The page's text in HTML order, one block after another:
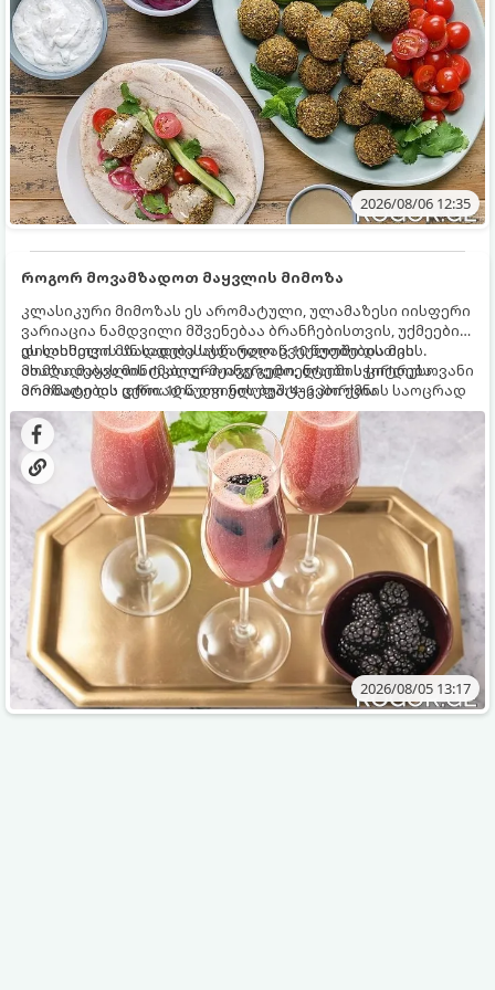
2026/08/06 12:35
როგორ მოვამზადოთ მაყვლის მიმოზა
კლასიკური მიმოზას ეს არომატული, ულამაზესი იისფერი
ვარიაცია ნამდვილი მშვენებაა ბრანჩებისთვის, უქმეების
დილისთვის ან სადღესასწაულო წვეულებებისთვის.
ახალი მაყვლის ტკბილ-მჟავე გემო, ლაიმის ციტრუსოვანი
არომატი და ცქრიალა ღვინის ბუშტუკები ქმნის საოცრად
დახვეწილ და მაგრილებელ კოქტეილს.
ეს სასმელი მზადდება სულ რაღაც 10 წუთში და მის
მომზადებას მინიმალური ინგრედიენტები სჭირდება.
მომზადების დრო: 10 წუთი ულუფა: 4–6 პორცია
2026/08/05 13:17